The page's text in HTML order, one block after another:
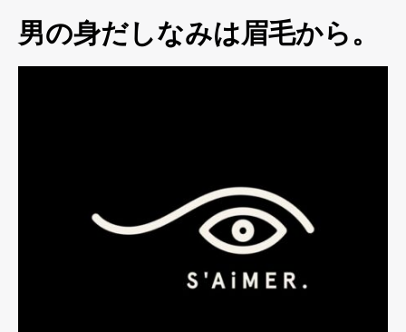
男の身だしなみは眉毛から。